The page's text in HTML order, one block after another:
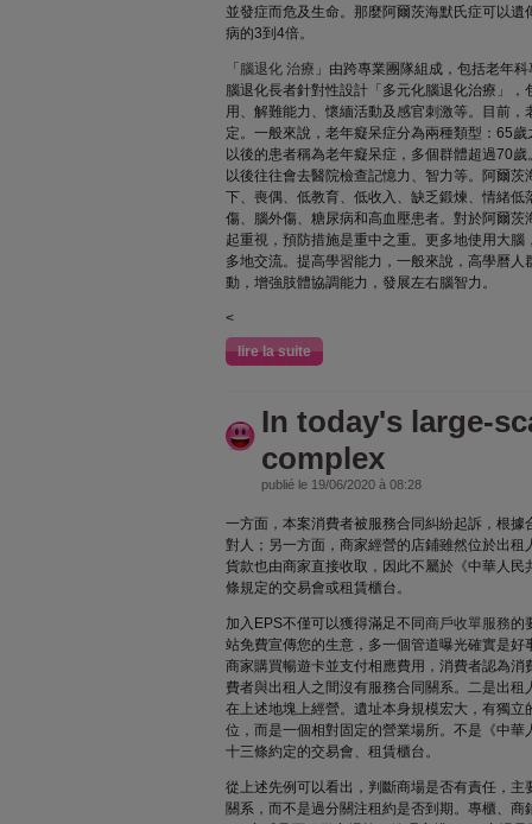
並發症而危及生命。那麼阿爾茨海默氏症可以
病的3到4倍。
「 腦退化 治療 」由跨專業團隊組成，包括老年
腦退化長者針對性設計「多元化腦退化治療」
用、解難能力、懷緬活動及感官刺激等。目前
定。一般來說，老年癡呆症分為兩種類型：65
以後的患者稱為老年癡呆症，多個群體超過70
以後往往會去醫院檢查記憶力、智力等。阿爾
下、喪偶、低教育、低收入、缺乏鍛煉、情緒
傷、腦外傷、糖尿病和高血壓患者。對於阿爾
起重視，預防措施是重中之重。更多地使用大
多地交流。提高學習能力，一般來說，高學曆
動，增強肢體協調能力，發展左右腦智力。
<
lire la suite
In today's large-
complex
publié le 19/06/2020 à 08:28
一方面，本案消費者被服務合同糾紛起訴，根
對人；另一方面，商家經營的店鋪雖然位於出
貨款也由商家直接收取，因此不屬於《中華人
條規定的交易會或租賃櫃台。
加入EPS不僅可以獲得滿足不同商戶收單服務的
站免費宣傳您的生意，多一個管道曝光確實是
商家購買暢遊卡並支付相應費用，消費者認為
費者與出租人之間沒有服務合同關系。二是出
在上述地塊上經營。遺址本身規模宏大，有獨
位，而是一個相對固定的營業場所。不是《中
十三條約定的交易會、租賃櫃台。
從上述先例可以看出，判斷商場是否有責任，
關系，而不是過分關注租約是否到期。專櫃、